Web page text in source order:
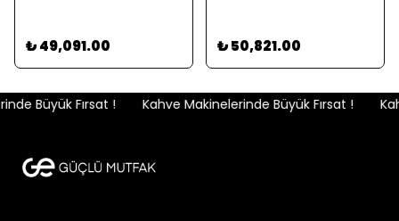
₺ 49,091.00 ₺ 50,821.00
Büyük Fırsat ! Kahve Makinelerinde Büyük Fırsat !